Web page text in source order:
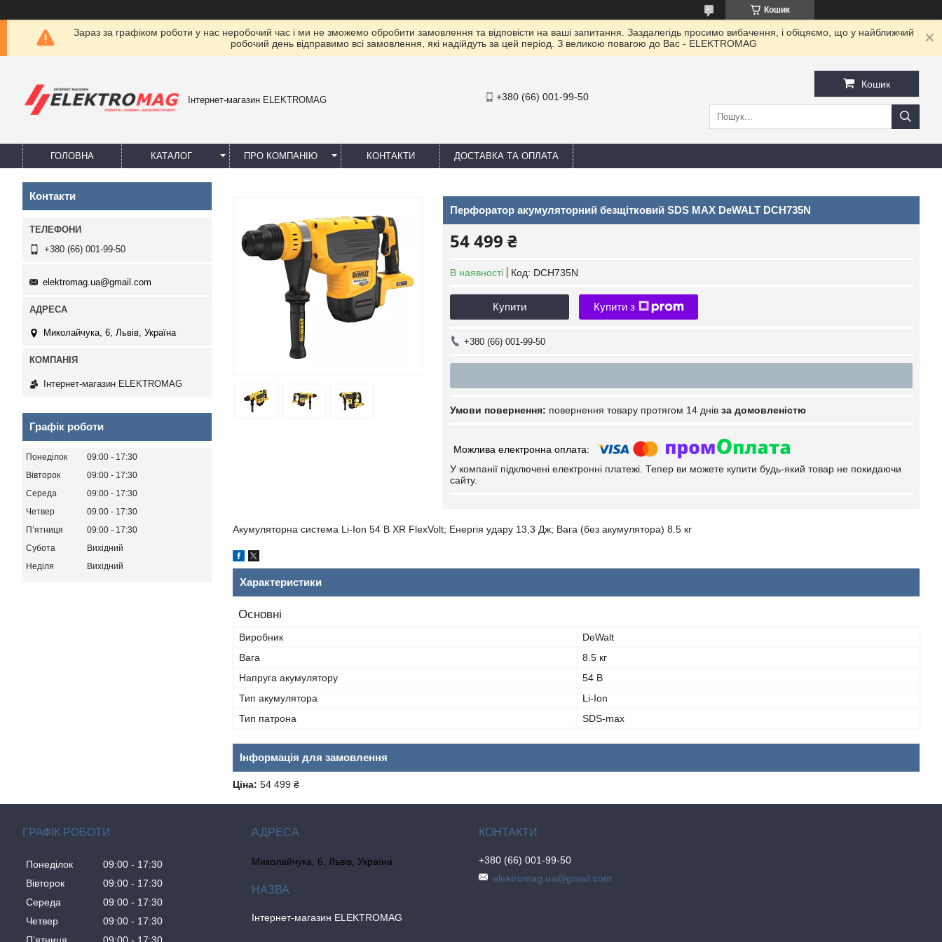
Кошик
Зараз за графіком роботи у нас неробочий час і ми не зможемо обробити замовлення та відповісти на ваші запитання. Заздалегідь просимо вибачення, і обіцяємо, що у найближчий
робочий день відправимо всі замовлення, які надійдуть за цей період. З великою повагою до Ваc - ELEKTROMAG
Інтернет-магазин ELEKTROMAG +380 (66) 001-99-50
Кошик
ГОЛОВНА КАТАЛОГ ПРО КОМПАНІЮ КОНТАКТИ ДОСТАВКА ТА ОПЛАТА
Перфоратор акумуляторний безщітковий SDS MAX DeWALT DCH735N
54 499 ₴
В наявності Код: DCH735N
Купити Купити з
+380 (66) 001-99-50
повернення товару протягом 14 днів за домовленістю
У компанії підключені електронні платежі. Тепер ви можете купити будь-який товар не покидаючи
сайту.
Акумуляторна система Li-Ion 54 В XR FlexVolt; Енергія удару 13,3 Дж; Вага (без акумулятора) 8.5 кг
Характеристики
Основні
Виробник
DeWalt
Вага
8.5 кг
Напруга акумулятору
54 В
Тип акумулятора
Li-Ion
Тип патрона
SDS-max
Інформація для замовлення
Ціна: 54 499 ₴
Контакти
+380 (66) 001-99-50
elektromag.ua@gmail.com
Миколайчука, 6, Львів, Україна
Інтернет-магазин ELEKTROMAG
Графік роботи
Понеділок 09:00
17:30
Вівторок
09:00
17:30
Середа
09:00
17:30
Четвер
09:00
17:30
Пʼятниця
09:00
17:30
Субота
Вихідний
Неділя
Вихідний
ГРАФІК РОБОТИ
Понеділок 09:00
17:30
Вівторок
09:00
17:30
Середа
09:00
17:30
Четвер
09:00
17:30
Миколайчука, 6, Львів, Україна
Інтернет-магазин ELEKTROMAG
+380 (66) 001-99-50
elektromag.ua@gmail.com